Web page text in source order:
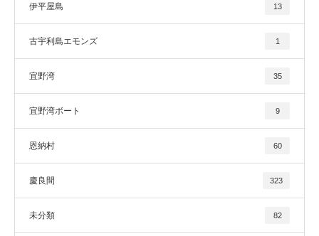
伊平屋島 13
古宇利島エモンズ 1
宜野湾 35
宜野湾ボート 9
恩納村 60
慶良間 323
未分類 82